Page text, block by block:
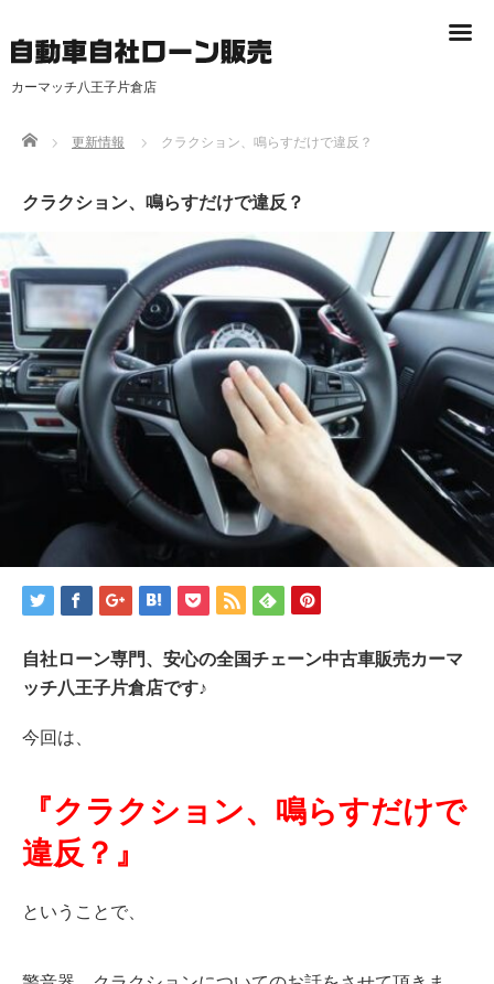
カーマッチ八王子片倉店
Home 更新情報 クラクション、鳴らすだけで違反？
クラクション、鳴らすだけで違反？
自社ローン専門、安心の全国チェーン中古車販売カーマ
ッチ八王子片倉店です♪
今回は、
『クラクション、鳴らすだけで
違反？』
ということで、